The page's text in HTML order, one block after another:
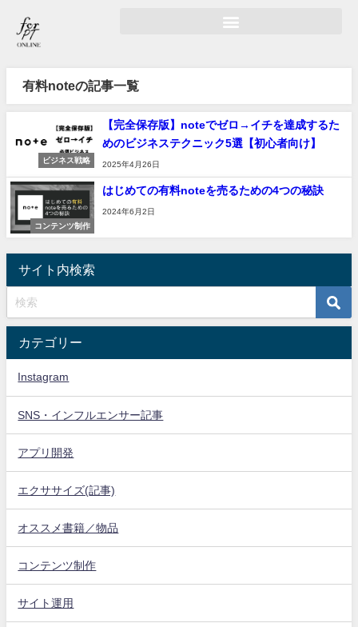
有料noteの記事一覧
ビジネス戦略
【完全保存版】noteでゼロ→イチを達成するた
めのビジネステクニック5選【初心者向け】
2025年4月26日
コンテンツ制作
はじめての有料noteを売るための4つの秘訣
2024年6月2日
サイト内検索
カテゴリー
Instagram
SNS・インフルエンサー記事
アプリ開発
エクササイズ(記事)
オススメ書籍／物品
コンテンツ制作
サイト運用